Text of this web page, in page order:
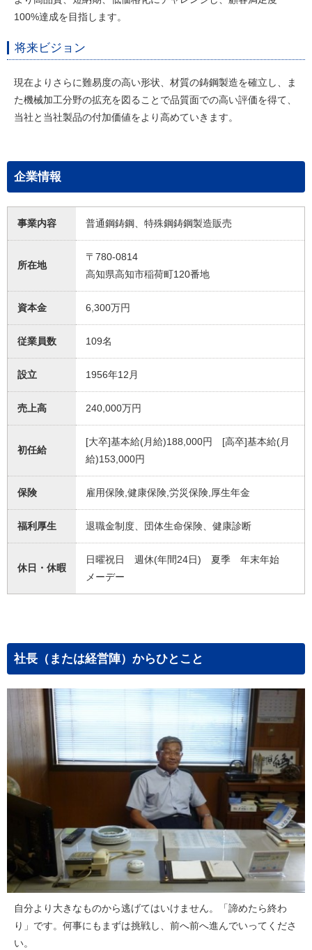
100%達成を目指します。
将来ビジョン
現在よりさらに難易度の高い形状、材質の鋳鋼製造を確立し、ま
た機械加工分野の拡充を図ることで品質面での高い評価を得て、
当社と当社製品の付加価値をより高めていきます。
企業情報
事業内容 普通鋼鋳鋼、特殊鋼鋳鋼製造販売
所在地
〒780-0814
高知県高知市稲荷町120番地
資本金 6,300万円
従業員数 109名
設立 1956年12月
売上高 240,000万円
初任給
[大卒]基本給(月給)188,000円 [高卒]基本給(月
給)153,000円
保険 雇用保険,健康保険,労災保険,厚生年金
福利厚生 退職金制度、団体生命保険、健康診断
休日・休暇
日曜祝日 週休(年間24日) 夏季 年末年始
メーデー
社長（または経営陣）からひとこと
自分より大きなものから逃げてはいけません。「諦めたら終わ
り」です。何事にもまずは挑戦し、前へ前へ進んでいってくださ
い。